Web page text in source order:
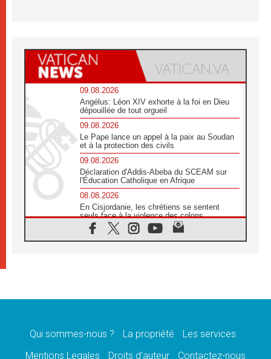
09.08.2026
Angélus: Léon XIV exhorte à la foi en Dieu
dépouillée de tout orgueil
09.08.2026
Le Pape lance un appel à la paix au Soudan
et à la protection des civils
09.08.2026
Déclaration d'Addis-Abeba du SCEAM sur
l'Éducation Catholique en Afrique
08.08.2026
En Cisjordanie, les chrétiens se sentent
seuls face à la violence des colons
08.08.2026
Léon XIV au sanctuaire de Notre Dame du
08.08.2026
08.08.2026
catholiques
Qui sommes-nous ? La propriété
Les services
Mentions Legales
Droits d’auteur Contactez-nous